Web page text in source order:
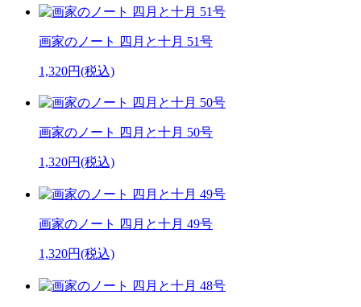
画家のノート 四月と十月 51号
1,320円(税込)
画家のノート 四月と十月 50号
1,320円(税込)
画家のノート 四月と十月 49号
1,320円(税込)